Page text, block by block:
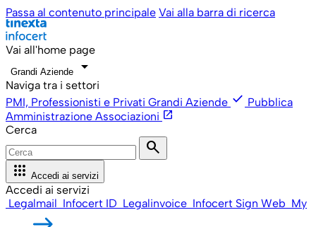
Passa al contenuto principale Vai alla barra di ricerca
Vai all'home page
Grandi Aziende arrow_drop_down
Naviga tra i settori
PMI, Professionisti e Privati Grandi Aziende check Pubblica
Amministrazione Associazioni open_in_new
Cerca
search
apps Accedi ai servizi
Accedi ai servizi
Legalmail Infocert ID Legalinvoice Infocert Sign Web My